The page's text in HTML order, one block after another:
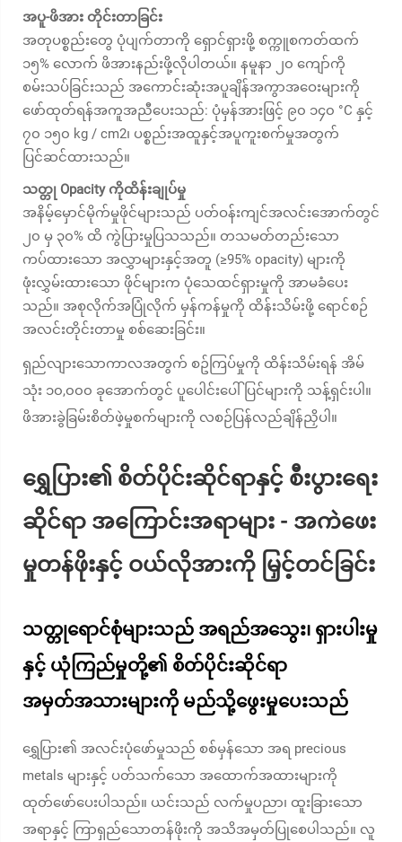
အပူ-ဖိအား တိုင်းတာခြင်း
အတုပစ္စည်းတွေ ပုံပျက်တာကို ရှောင်ရှားဖို့ စက္ကူစကတ်ထက်
၁၅% လောက် ဖိအားနည်းဖို့လိုပါတယ်။ နမူနာ ၂၀ ကျော်ကို
စမ်းသပ်ခြင်းသည် အကောင်းဆုံးအပူချိန်အကွာအဝေးများကို
ဖော်ထုတ်ရန်အကူအညီပေးသည်: ပုံမှန်အားဖြင့် ၉၀ ၁၄၀ °C နှင့်
၇၀ ၁၅၀ kg / cm2၊ ပစ္စည်းအထူနှင့်အပူကူးစက်မှုအတွက်
ပြင်ဆင်ထားသည်။
သတ္တု Opacity ကိုထိန်းချုပ်မှု
အနိမ့်မှောင်မိုက်မှုဖိုင်များသည် ပတ်ဝန်းကျင်အလင်းအောက်တွင်
၂၀ မှ ၃၀% ထိ ကွဲပြားမှုပြသသည်။ တသမတ်တည်းသော
ကပ်ထားသော အလွှာများနှင့်အတူ (≥95% opacity) များကို
ဖုံးလွှမ်းထားသော ဖိုင်များက ပုံသေထင်ရှားမှုကို အာမခံပေး
သည်။ အစုလိုက်အပြုံလိုက် မှန်ကန်မှုကို ထိန်းသိမ်းဖို့ ရောင်စဉ်
အလင်းတိုင်းတာမှု စစ်ဆေးခြင်း။
ရှည်လျားသောကာလအတွက် စဥ်ကြပ်မှုကို ထိန်းသိမ်းရန် အိမ်
သုံး ၁၀,၀၀၀ ခုအောက်တွင် ပူပေါင်းပေါ်ပြင်များကို သန့်ရှင်းပါ။
ဖိအားခွဲခြမ်းစိတ်ဖဲ့မှုစက်များကို လစဉ်ပြန်လည်ချိန်ညှိပါ။
ရွှေပြား၏ စိတ်ပိုင်းဆိုင်ရာနှင့် စီးပွားရေး
ဆိုင်ရာ အကြောင်းအရာများ - အကဲဖေး
မှုတန်ဖိုးနှင့် ဝယ်လိုအားကို မြှင့်တင်ခြင်း
သတ္တုရောင်စုံများသည် အရည်အသွေး၊ ရှားပါးမှု
နှင့် ယုံကြည်မှုတို့၏ စိတ်ပိုင်းဆိုင်ရာ
အမှတ်အသားများကို မည်သို့ဖွေးမှုပေးသည်
ရွှေပြား၏ အလင်းပုံဖော်မှုသည် စစ်မှန်သော အရ precious
metals များနှင့် ပတ်သက်သော အထောက်အထားများကို
ထုတ်ဖော်ပေးပါသည်။ ယင်းသည် လက်မှုပညာ၊ ထူးခြားသော
အရာနှင့် ကြာရှည်သောတန်ဖိုးကို အသိအမှတ်ပြုစေပါသည်။ လူ